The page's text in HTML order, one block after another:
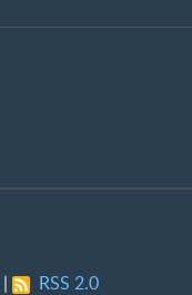
| RSS 2.0